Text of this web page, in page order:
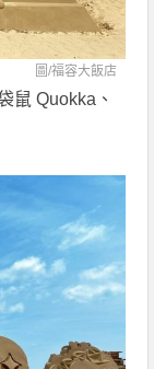
圖/福容大飯店
鼠 Quokka、